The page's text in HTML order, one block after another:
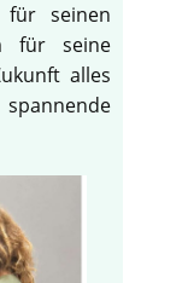
für seinen
für seine
alles